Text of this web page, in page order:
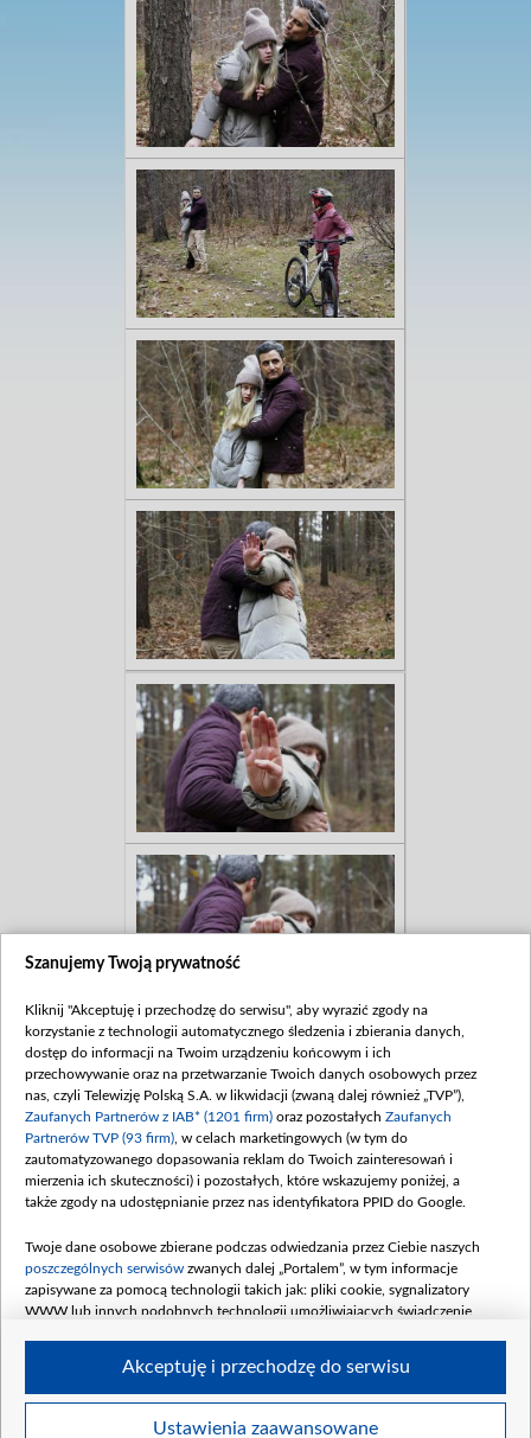
regulamin tvp.pl pomoc polityka prywatności
Szanujemy Twoją prywatność
Kliknij "Akceptuję i przechodzę do serwisu", aby wyrazić zgody na
korzystanie z technologii automatycznego śledzenia i zbierania danych,
dostęp do informacji na Twoim urządzeniu końcowym i ich
przechowywanie oraz na przetwarzanie Twoich danych osobowych przez
nas, czyli Telewizję Polską S.A. w likwidacji (zwaną dalej również „TVP”),
Zaufanych Partnerów z IAB* (1201 firm) oraz pozostałych Zaufanych
Partnerów TVP (93 firm) , w celach marketingowych (w tym do
zautomatyzowanego dopasowania reklam do Twoich zainteresowań i
mierzenia ich skuteczności) i pozostałych, które wskazujemy poniżej, a
także zgody na udostępnianie przez nas identyfikatora PPID do Google.
Twoje dane osobowe zbierane podczas odwiedzania przez Ciebie naszych
poszczególnych serwisów zwanych dalej „Portalem”, w tym informacje
zapisywane za pomocą technologii takich jak: pliki cookie, sygnalizatory
WWW lub innych podobnych technologii umożliwiających świadczenie
Twoje dane osobowe zbierane podczas odwiedzania przez Ciebie
Ustawienia zaawansowane
Akceptuję i przechodzę do serwisu